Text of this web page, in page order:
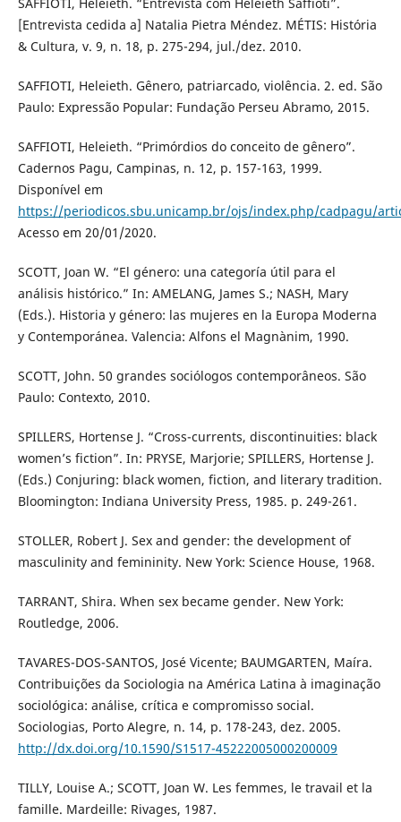
[Entrevista cedida a] Natalia Pietra Méndez. MÉTIS: História
& Cultura, v. 9, n. 18, p. 275-294, jul./dez. 2010.
SAFFIOTI, Heleieth. Gênero, patriarcado, violência. 2. ed. São
Paulo: Expressão Popular: Fundação Perseu Abramo, 2015.
SAFFIOTI, Heleieth. “Primórdios do conceito de gênero”.
Cadernos Pagu, Campinas, n. 12, p. 157-163, 1999.
Disponível em
https://periodicos.sbu.unicamp.br/ojs/index.php/cadpagu/
Acesso em 20/01/2020.
SCOTT, Joan W. “El género: una categoría útil para el
análisis histórico.” In: AMELANG, James S.; NASH, Mary
(Eds.). Historia y género: las mujeres en la Europa Moderna
y Contemporánea. Valencia: Alfons el Magnànim, 1990.
SCOTT, John. 50 grandes sociólogos contemporâneos. São
Paulo: Contexto, 2010.
SPILLERS, Hortense J. “Cross-currents, discontinuities: black
women’s fiction”. In: PRYSE, Marjorie; SPILLERS, Hortense J.
(Eds.) Conjuring: black women, fiction, and literary tradition.
Bloomington: Indiana University Press, 1985. p. 249-261.
STOLLER, Robert J. Sex and gender: the development of
masculinity and femininity. New York: Science House, 1968.
TARRANT, Shira. When sex became gender. New York:
Routledge, 2006.
TAVARES-DOS-SANTOS, José Vicente; BAUMGARTEN, Maíra.
Contribuições da Sociologia na América Latina à imaginação
sociológica: análise, crítica e compromisso social.
Sociologias, Porto Alegre, n. 14, p. 178-243, dez. 2005.
http://dx.doi.org/10.1590/S1517-45222005000200009
TILLY, Louise A.; SCOTT, Joan W. Les femmes, le travail et la
famille. Mardeille: Rivages, 1987.